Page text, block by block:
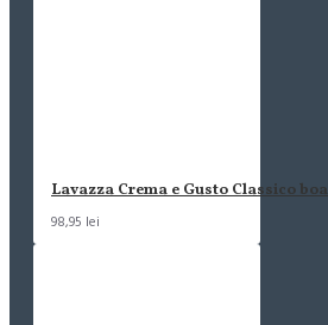
Lavazza Crema e Gusto Classico
98,95 lei